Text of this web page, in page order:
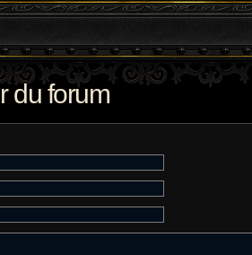
du forum